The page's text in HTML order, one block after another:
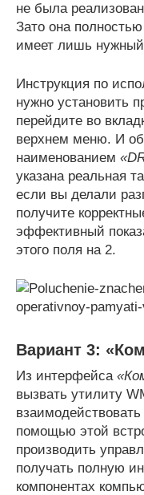
не была
Зато она
имеет лишь
Инструкция по
нужно установить
перейдите во
верхнем меню. И
наименованием
указана реальная
если вы делали
получите
эффективный
этого поля на 2.
Вариант 3:
Из интерфейса
вызвать утилиту
взаимодействовать
помощью этой
производить
получать полную
компонентах